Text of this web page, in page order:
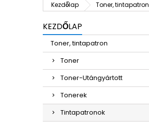
Kezdőlap Toner, tintapatron
KEZDŐLAP
Toner, tintapatron
Toner
Toner-Utángyártott
Tonerek
Tintapatronok